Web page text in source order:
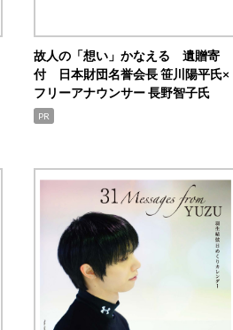
故人の「想い」かなえる 遺贈寄
付 日本財団名誉会長 笹川陽平氏×
フリーアナウンサー 長野智子氏
PR